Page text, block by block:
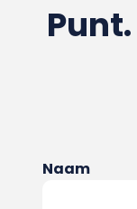
Naam